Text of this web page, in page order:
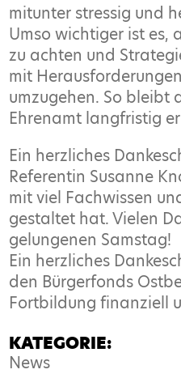
mitunter stressig und
Umso wichtiger ist es,
zu achten und
mit
umzugehen. So bleibt
Ehrenamt langfristig
Ein herzliches
Referentin Susanne
mit viel Fachwissen
gestaltet hat. Vielen
gelungenen Samstag!
Ein herzliches
den Bürgerfonds
Fortbildung finanziell
KATEGORIE:
News